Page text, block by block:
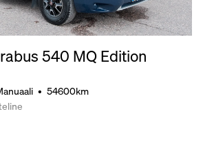
540 MQ Edition
• 54600km